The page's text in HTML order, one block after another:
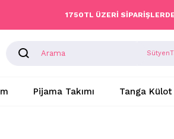
1750TL ÜZERİ
Sütyen
Pijama Takımı Tanga Külot